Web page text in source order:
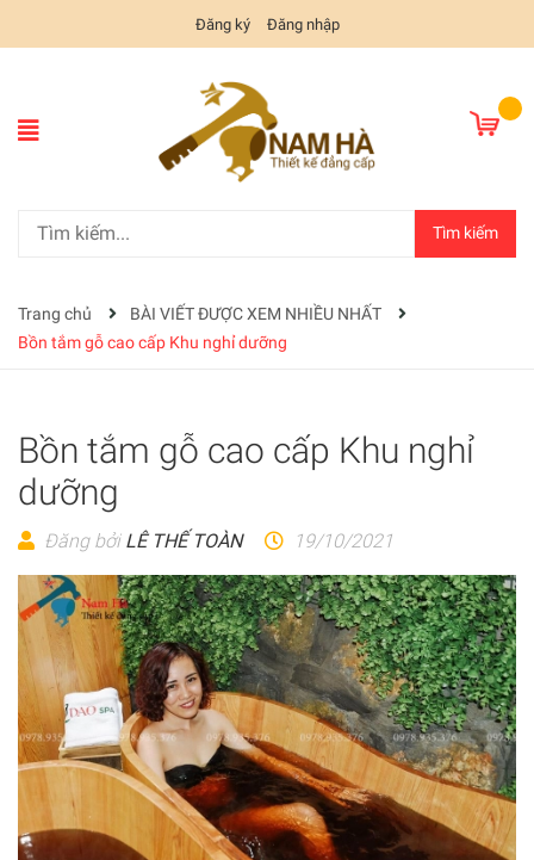
Đăng ký Đăng nhập
Tìm kiếm
Trang chủ
BÀI VIẾT ĐƯỢC XEM NHIỀU NHẤT
Bồn tắm gỗ cao cấp Khu nghỉ dưỡng
Bồn tắm gỗ cao cấp Khu nghỉ
dưỡng
Đăng bởi LÊ THẾ TOÀN 19/10/2021